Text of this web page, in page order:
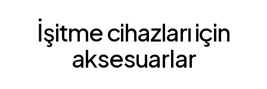
İşitme cihazları için
aksesuarlar